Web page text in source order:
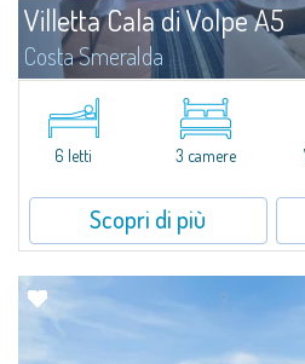
Villetta Cala di Volpe A5
Costa Smeralda
​Nuova elegante villetta inserita in un
costruzione a due passi da Porto Cervo,
Cala di Volpe, con piscina condominiale,
6 letti 3 camere
Scopri di più